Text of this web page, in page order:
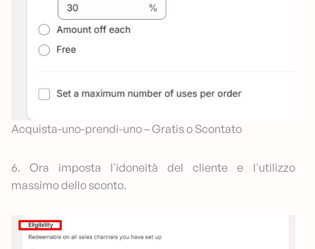
Acquista-uno-prendi-uno – Gratis o Scontato
6. Ora imposta l'idoneità del cliente e l'utilizzo
massimo dello sconto.